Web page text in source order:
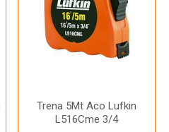
Trena 5Mt Aco Lufkin
L516Cme 3/4